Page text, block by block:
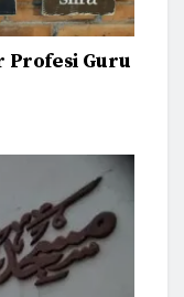
Profesi Guru